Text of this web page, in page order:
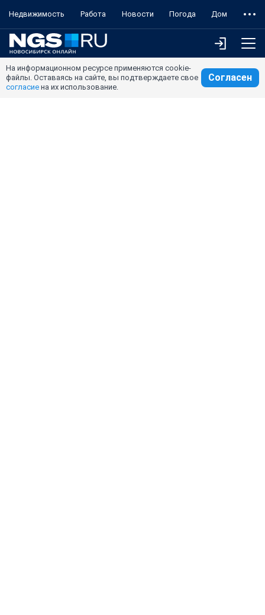
Недвижимость Работа Новости Погода Дом
На информационном ресурсе применяются cookie-
файлы. Оставаясь на сайте, вы подтверждаете свое
согласие на их использование.
Согласен